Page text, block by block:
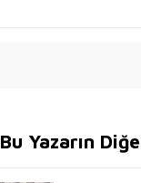
Bu Yazarın